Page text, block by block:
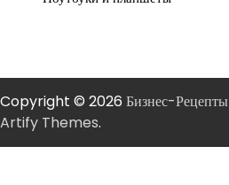
Copyright © 2026 Бизнес-Рецепты
Artify Themes.